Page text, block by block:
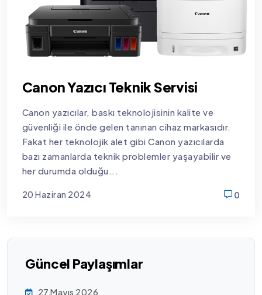
Canon Yazıcı Teknik Servisi
Canon yazıcılar, baskı teknolojisinin kalite ve
güvenliği ile önde gelen tanınan cihaz markasıdır.
Fakat her teknolojik alet gibi Canon yazıcılarda
bazı zamanlarda teknik problemler yaşayabilir ve
her durumda olduğu...
20 Haziran 2024
0
Güncel Paylaşımlar
27 Mayıs 2026